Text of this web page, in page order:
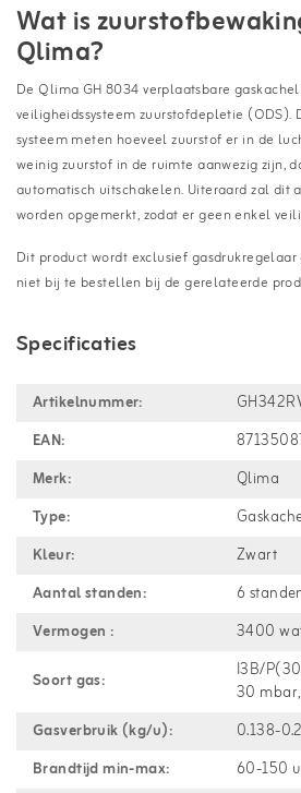
Wat is
Qlima?
De Qlima GH 8034 verplaatsbare
veiligheidssysteem zuurstofdepletie (ODS).
systeem meten hoeveel zuurstof er in de
weinig zuurstof in de ruimte aanwezig zijn,
automatisch uitschakelen. Uiteraard zal dit
worden opgemerkt, zodat er geen enkel
Dit product wordt exclusief
niet bij te bestellen bij de gerelateerde
Specificaties
Artikelnummer:
EAN:
Merk:
Qlima
Type:
Kleur:
Zwart
Aantal standen:
6
Vermogen :
3400
Soort gas:
I3B/
30
Gasverbruik (kg/u):
0.138-
Brandtijd min-max:
60-150